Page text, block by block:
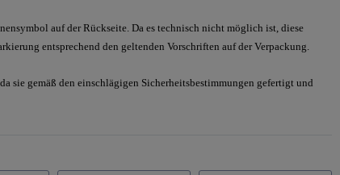
auf der Rückseite. Da es technisch nicht möglich ist, diese
entsprechend den geltenden Vorschriften auf der Verpackung.
sie gemäß den einschlägigen Sicherheitsbestimmungen gefertigt und